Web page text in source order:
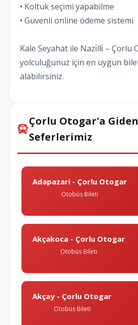
• Koltuk seçimi yapabilme
• Güvenli online ödeme sistemi
Kale Seyahat ile Nazi̇lli̇ – Çorlu
yolculuğunuz için en uygun
alabilirsiniz.
Çorlu Otogar'a
Seferlerimiz
Adapazari - Çorlu Otogar
Otobüs Bileti
Akçakoca - Çorlu Otogar
Otobüs Bileti
Akçay - Çorlu Otogar
Otobüs Bileti